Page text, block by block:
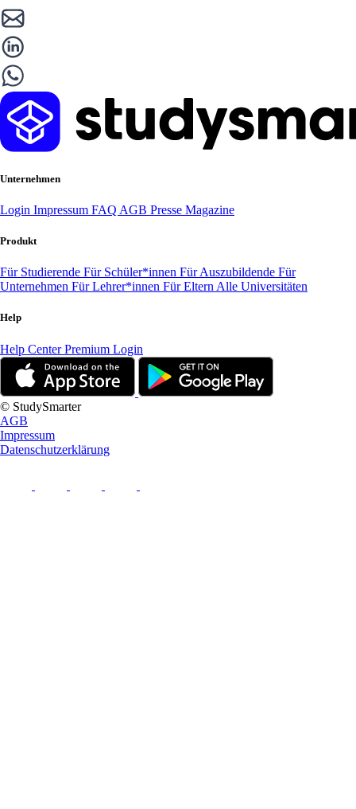
Unternehmen
Login Impressum FAQ AGB Presse Magazine
Produkt
Für Studierende Für Schüler*innen Für Auszubildende Für
Unternehmen Für Lehrer*innen Für Eltern Alle Universitäten
Help
Help CenterPremium Login
© StudySmarter
AGB
Impressum
Datenschutzerklärung